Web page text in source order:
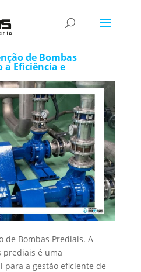
de Bombas
de Bombas
a Eficiência e
de Bombas Prediais. A
prediais é uma
a gestão eficiente de